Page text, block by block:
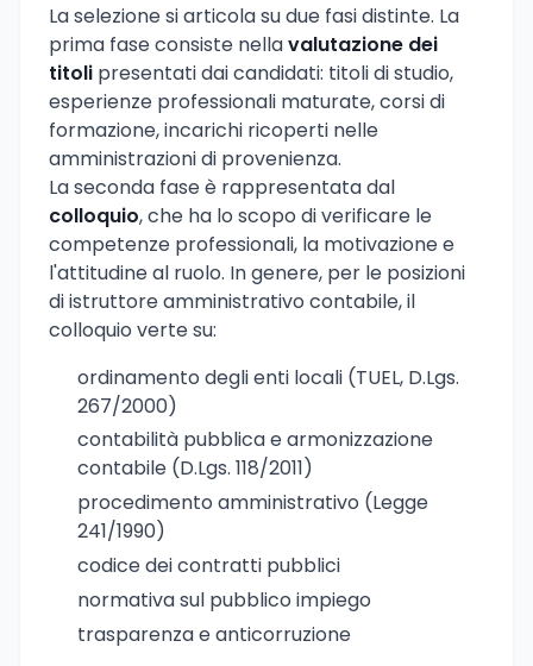
La selezione si articola su due fasi distinte. La
prima fase consiste nellavalutazione dei
titoli presentati dai candidati: titoli di studio,
esperienze professionali maturate, corsi di
formazione, incarichi ricoperti nelle
amministrazioni di provenienza.
La seconda fase è rappresentata dal
colloquio, che ha lo scopo di verificare le
competenze professionali, la motivazione e
l'attitudine al ruolo. In genere, per le posizioni
di istruttore amministrativo contabile, il
colloquio verte su:
ordinamento degli enti locali (TUEL, D.Lgs.
267/2000)
contabilità pubblica e armonizzazione
contabile (D.Lgs. 118/2011)
procedimento amministrativo (Legge
241/1990)
codice dei contratti pubblici
normativa sul pubblico impiego
trasparenza e anticorruzione